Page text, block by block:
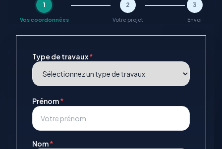
1
Vos coordonnées
2
Votre projet
3
Envoi
Type de travaux*
Prénom*
Nom*